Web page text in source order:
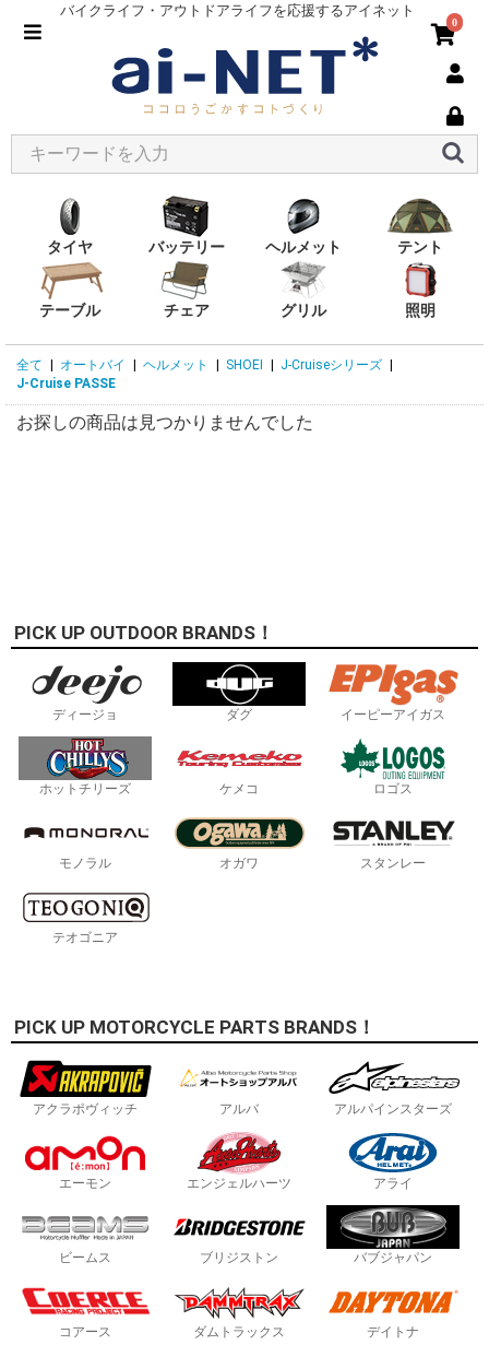
バイクライフ・アウトドアライフを応援するアイネット
0
タイヤ バッテリー ヘルメット テント
テーブル チェア グリル 照明
全て オートバイ ヘルメット SHOEI J-Cruiseシリーズ
J-Cruise PASSE
お探しの商品は見つかりませんでした
PICK UP OUTDOOR BRANDS！
ディージョ ダグ イーピーアイガス
ホットチリーズ ケメコ ロゴス
モノラル オガワ スタンレー
テオゴニア
PICK UP MOTORCYCLE PARTS BRANDS！
アクラポヴィッチ アルバ アルパインスターズ
エーモン エンジェルハーツ アライ
ビームス ブリジストン バブジャパン
コアース ダムトラックス デイトナ